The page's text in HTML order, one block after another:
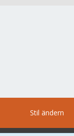
Stil ändern